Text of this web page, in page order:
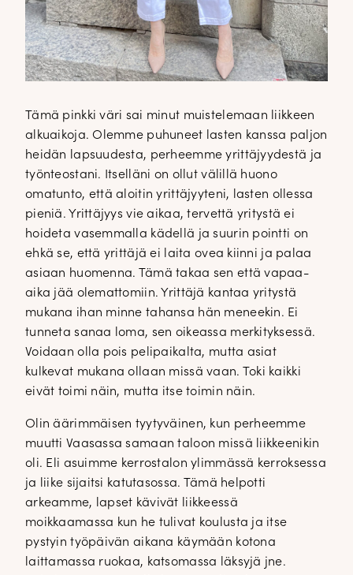
Tämä pinkki väri sai minut muistelemaan liikkeen
alkuaikoja. Olemme puhuneet lasten kanssa paljon
heidän lapsuudesta, perheemme yrittäjyydestä ja
työnteostani. Itselläni on ollut välillä huono
omatunto, että aloitin yrittäjyyteni, lasten ollessa
pieniä. Yrittäjyys vie aikaa, tervettä yritystä ei
hoideta vasemmalla kädellä ja suurin pointti on
ehkä se, että yrittäjä ei laita ovea kiinni ja palaa
asiaan huomenna. Tämä takaa sen että vapaa-
aika jää olemattomiin. Yrittäjä kantaa yritystä
mukana ihan minne tahansa hän meneekin. Ei
tunneta sanaa loma, sen oikeassa merkityksessä.
Voidaan olla pois pelipaikalta, mutta asiat
kulkevat mukana ollaan missä vaan. Toki kaikki
eivät toimi näin, mutta itse toimin näin.
Olin äärimmäisen tyytyväinen, kun perheemme
muutti Vaasassa samaan taloon missä liikkeenikin
oli. Eli asuimme kerrostalon ylimmässä kerroksessa
ja liike sijaitsi katutasossa. Tämä helpotti
arkeamme, lapset kävivät liikkeessä
moikkaamassa kun he tulivat koulusta ja itse
pystyin työpäivän aikana käymään kotona
laittamassa ruokaa, katsomassa läksyjä jne.